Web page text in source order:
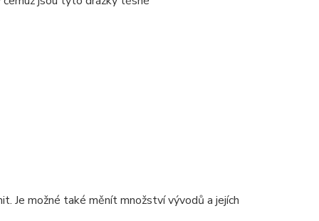
Je možné také měnít množství vývodů a jejích